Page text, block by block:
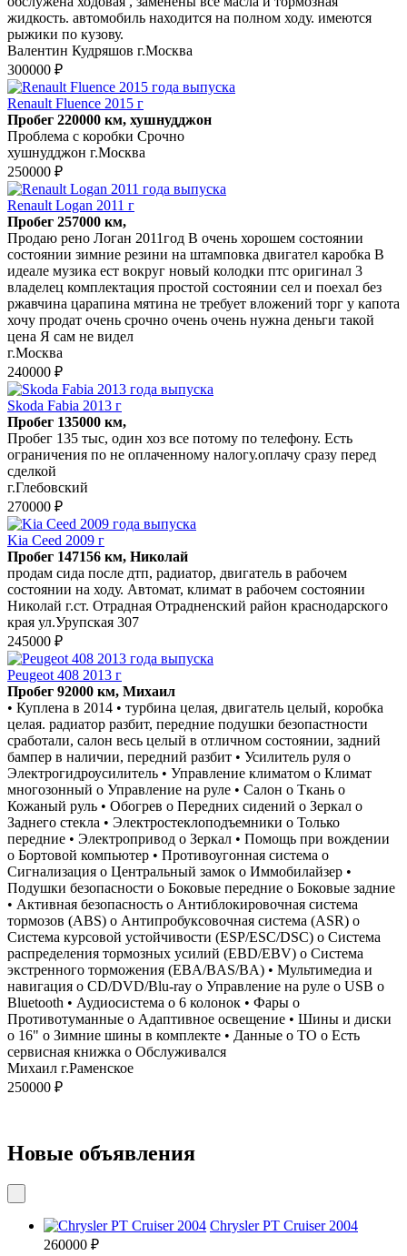
жидкость. автомобиль находится на полном ходу. имеются
рыжики по кузову.
Валентин Кудряшов г.Москва
300000 ₽
Renault Fluence 2015 г
Пробег 220000 км, хушнудджон
Проблема с коробки Срочно
хушнудджон г.Москва
250000 ₽
Renault Logan 2011 г
Пробег 257000 км,
Продаю рено Логан 2011год В очень хорошем состоянии
состоянии зимние резини на штамповка двигател каробка В
идеале музика ест вокруг новый колодки птс оригинал 3
владелец комплектация простой состоянии сел и поехал без
ржавчина царапина мятина не требует вложений торг у капота
хочу продат очень срочно очень очень нужна деньги такой
цена Я сам не видел
г.Москва
240000 ₽
Skoda Fabia 2013 г
Пробег 135000 км,
Пробег 135 тыс, один хоз все потому по телефону. Есть
ограничения по не оплаченному налогу.оплачу сразу перед
сделкой
г.Глебовский
270000 ₽
Kia Ceed 2009 г
Пробег 147156 км, Николай
продам сида после дтп, радиатор, двигатель в рабочем
состоянии на ходу. Автомат, климат в рабочем состоянии
Николай г.ст. Отрадная Отрадненский район краснодарского
края ул.Урупская 307
245000 ₽
Peugeot 408 2013 г
Пробег 92000 км, Михаил
• Куплена в 2014 • турбина целая, двигатель целый, коробка
целая. радиатор разбит, передние подушки безопастности
сработали, салон весь целый в отличном состоянии, задний
бампер в наличии, передний разбит • Усилитель руля o
Электрогидроусилитель • Управление климатом o Климат
многозонный o Управление на руле • Салон o Ткань o
Кожаный руль • Обогрев o Передних сидений o Зеркал o
Заднего стекла • Электростеклоподъемники o Только
передние • Электропривод o Зеркал • Помощь при вождении
o Бортовой компьютер • Противоугонная система o
Сигнализация o Центральный замок o Иммобилайзер •
Подушки безопасности o Боковые передние o Боковые задние
• Активная безопасность o Антиблокировочная система
тормозов (ABS) o Антипробуксовочная система (ASR) o
Система курсовой устойчивости (ESP/ESC/DSC) o Система
распределения тормозных усилий (EBD/EBV) o Система
экстренного торможения (EBA/BAS/BA) • Мультимедиа и
навигация o CD/DVD/Blu-ray o Управление на руле o USB o
Bluetooth • Аудиосистема o 6 колонок • Фары o
Противотуманные o Адаптивное освещение • Шины и диски
o 16" o Зимние шины в комплекте • Данные о ТО o Есть
сервисная книжка o Обслуживался
Михаил г.Раменское
250000 ₽
Новые объявления
Chrysler PT Cruiser 2004
260000 ₽